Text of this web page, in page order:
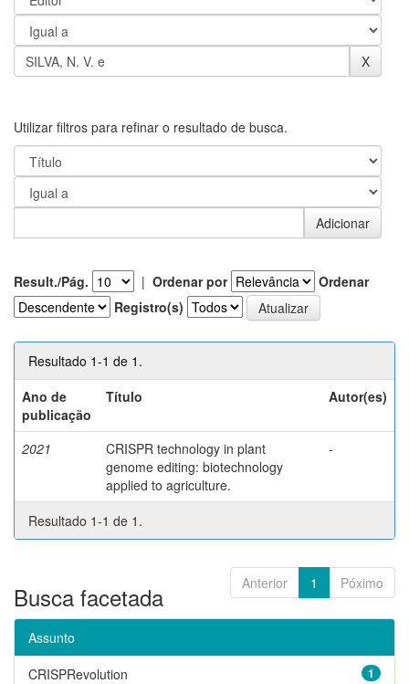
Utilizar filtros para refinar o resultado de busca.
Result./Pág. | Ordenar por
Ordenar
Registro(s)
Resultado 1-1 de 1.
Ano de
publicação
Título Autor(es)
2021
CRISPR technology in plant
genome editing: biotechnology
applied to agriculture.
-
Resultado 1-1 de 1.
Anterior 1 Póximo
Busca facetada
Assunto
1
CRISPRevolution